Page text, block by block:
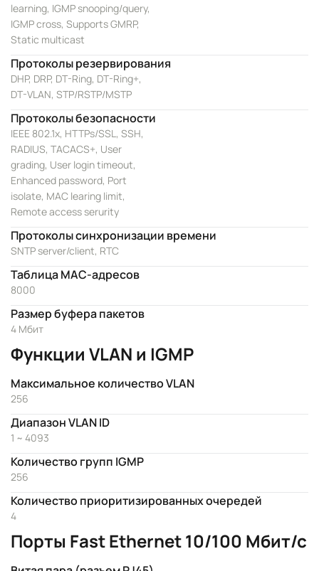
learning, IGMP snooping/query,
IGMP cross, Supports GMRP,
Static multicast
Протоколы резервирования
DHP, DRP, DT-Ring, DT-Ring+,
DT-VLAN, STP/RSTP/MSTP
Протоколы безопасности
IEEE 802.1x, HTTPs/SSL, SSH,
RADIUS, TACACS+, User
grading, User login timeout,
Enhanced password, Port
isolate, MAC learing limit,
Remote access serurity
Протоколы синхронизации времени
SNTP server/client, RTC
Таблица MAC-адресов
8000
Размер буфера пакетов
4 Мбит
Функции VLAN и IGMP
Максимальное количество VLAN
256
Диапазон VLAN ID
1 ~ 4093
Количество групп IGMP
256
Количество приоритизированных очередей
4
Порты Fast Ethernet 10/100 Мбит/с